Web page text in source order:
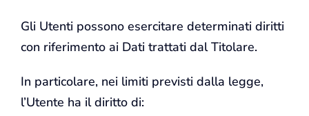
Gli Utenti possono esercitare determinati diritti
con riferimento ai Dati trattati dal Titolare.
In particolare, nei limiti previsti dalla legge,
l’Utente ha il diritto di: